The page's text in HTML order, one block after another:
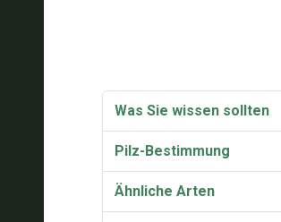
Was Sie wissen sollten
Pilz-Bestimmung
Ähnliche Arten